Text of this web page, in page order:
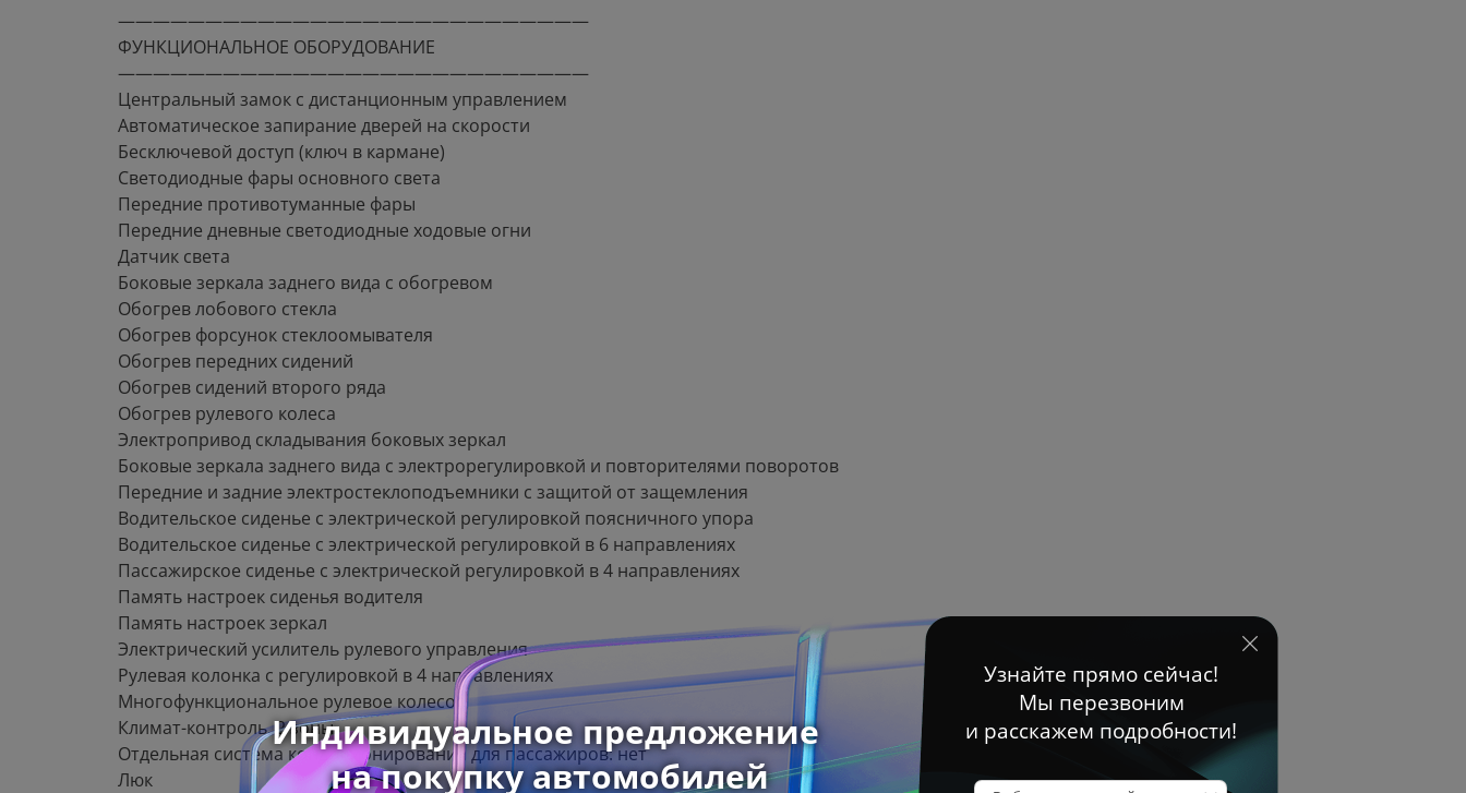
———————————————————————————
ФУНКЦИОНАЛЬНОЕ ОБОРУДОВАНИЕ
———————————————————————————
Центральный замок с дистанционным управлением
Автоматическое запирание дверей на скорости
Бесключевой доступ (ключ в кармане)
Светодиодные фары основного света
Передние противотуманные фары
Передние дневные светодиодные ходовые огни
Датчик света
Боковые зеркала заднего вида с обогревом
Обогрев лобового стекла
Обогрев форсунок стеклоомывателя
Обогрев передних сидений
Обогрев сидений второго ряда
Обогрев рулевого колеса
Электропривод складывания боковых зеркал
Боковые зеркала заднего вида с электрорегулировкой и повторителями поворотов
Передние и задние электростеклоподъемники с защитой от защемления
Водительское сиденье с электрической регулировкой поясничного упора
Водительское сиденье с электрической регулировкой в 6 направлениях
Пассажирское сиденье с электрической регулировкой в 4 направлениях
Память настроек сиденья водителя
Память настроек зеркал
Электрический усилитель рулевого управления
Рулевая колонка с регулировкой в 4 направлениях
Многофункциональное рулевое колесо
Климат-контроль, 2 зоны
Отдельная система кондиционирования для пассажиров: нет
Люк